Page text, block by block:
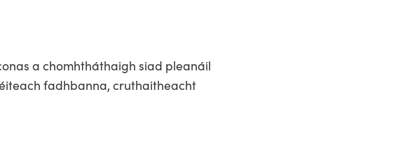
a chomhtháthaigh siad pleanáil
fadhbanna, cruthaitheacht